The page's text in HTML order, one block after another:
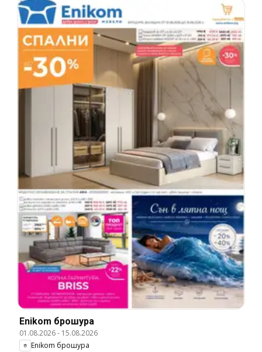
Enikom брошура
01.08.2026- 15.08.2026
Enikom брошура